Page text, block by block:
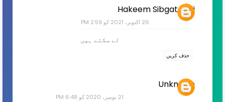
Hakeem Sibgat faizi
26 اکتوبر، 2021 کو 2:59 PM
لے سکتے ہیں
حذف کریں
Unknown
21 نومبر، 2020 کو 6:48 PM